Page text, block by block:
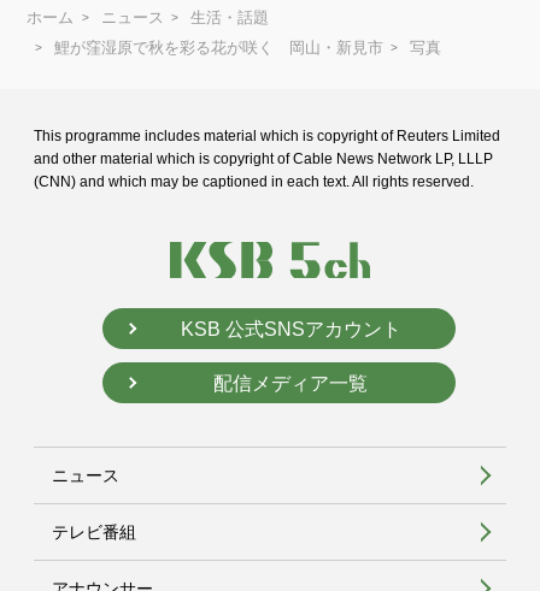
ホーム ニュース
生活・話題
鯉が窪湿原で秋を彩る花が咲く 岡山・新見市
写真
This programme includes material which is copyright of Reuters Limited
and other material which is copyright of Cable News Network LP, LLLP
(CNN) and which may be captioned in each text. All rights reserved.
KSB 公式SNSアカウント
配信メディア一覧
ニュース
テレビ番組